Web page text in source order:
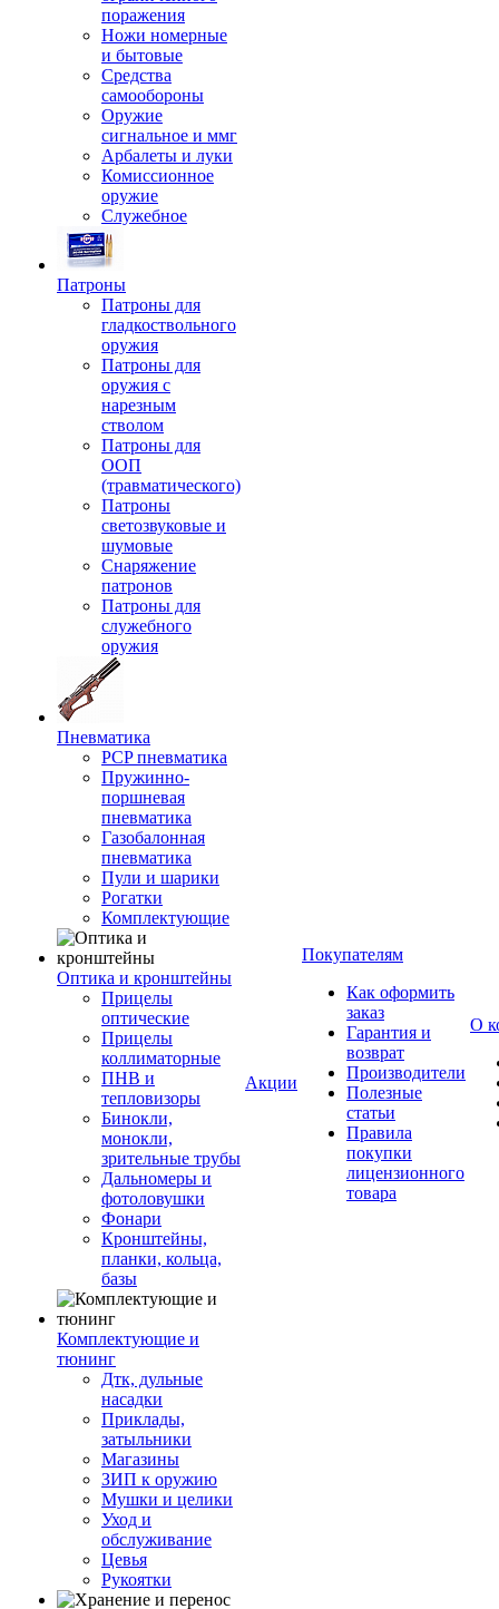
поражения
Ножи номерные
и бытовые
Средства
самообороны
Оружие
сигнальное и ммг
Арбалеты и луки
Комиссионное
оружие
Служебное
Патроны
Патроны для
гладкоствольного
оружия
Патроны для
оружия с
нарезным
стволом
Патроны для
ООП
(травматического)
Патроны
светозвуковые и
шумовые
Снаряжение
патронов
Патроны для
служебного
оружия
Пневматика
PCP пневматика
Пружинно-
поршневая
пневматика
Газобалонная
пневматика
Пули и шарики
Рогатки
Комплектующие
Оптика и кронштейны
Прицелы
оптические
Прицелы
коллиматорные
ПНВ и
тепловизоры
Бинокли,
монокли,
зрительные трубы
Дальномеры и
фотоловушки
Фонари
Кронштейны,
планки, кольца,
базы
Комплектующие и
тюнинг
Дтк, дульные
насадки
Приклады,
затыльники
Магазины
ЗИП к оружию
Мушки и целики
Уход и
обслуживание
Цевья
Рукоятки
Акции
Покупателям
Как оформить
заказ
Гарантия и
возврат
Производители
Полезные
статьи
Правила
покупки
лицензионного
товара
О